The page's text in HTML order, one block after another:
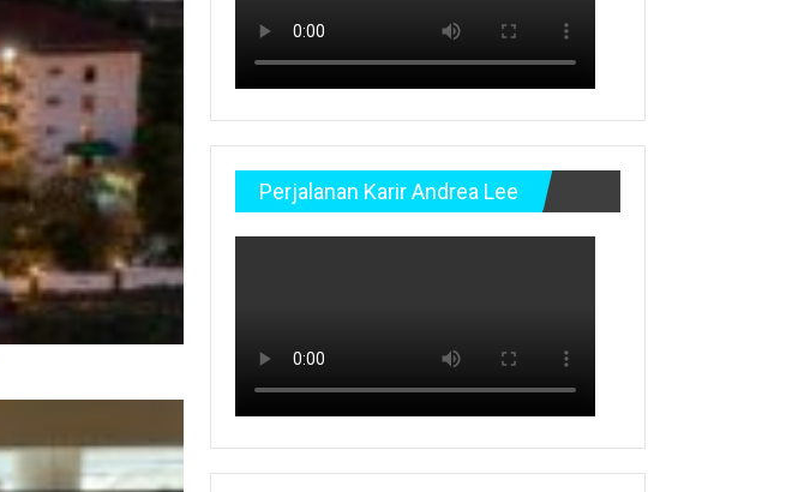
Perjalanan Karir Andrea Lee